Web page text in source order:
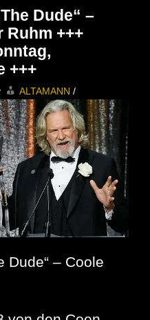
Osbourne
–
Bei
3sat
–
Heute
21:47
Uhr
–
85
Minuten
Dokumentation
Dude“ –
Ruhm +++
+++
ALTAMANN /
Dude“ – Coole